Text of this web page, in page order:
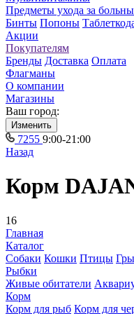
Предметы ухода за
Бинты Попоны
Акции
Покупателям
Бренды Доставка Оплата
Флагманы
О компании
Магазины
Ваш город:
Изменить
7255 9:00-21:00
Назад
Корм
16
Главная
Каталог
Собаки Кошки Птицы
Рыбки
Живые обитатели
Корм
Корм для рыб Корм для